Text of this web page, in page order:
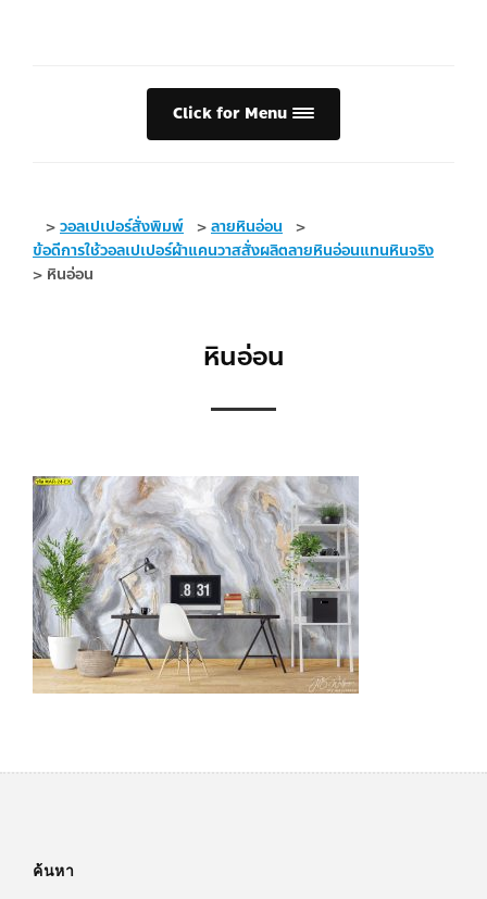
Click for Menu
>วอลเปเปอร์สั่งพิมพ์ >ลายหินอ่อน
>
ข้อดีการใช้วอลเปเปอร์ผ้าแคนวาสสั่งผลิตลายหินอ่อนแทนหินจริง
> หินอ่อน
หินอ่อน
ค้นหา